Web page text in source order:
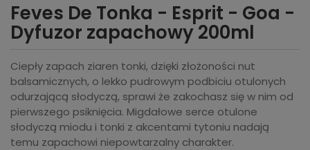
Feves De Tonka - Esprit - Goa -
Dyfuzor zapachowy 200ml
Ciepły zapach ziaren tonki, dzięki złożoności nut
balsamicznych, o lekko pudrowym podbiciu otulonych
odurzającą słodyczą, sprawi że zakochasz się w nim od
pierwszego psiknięcia. Migdałowe serce otulone
słodyczą miodu i tonki z akcentami tytoniu nadają
temu zapachowi niepowtarzalny charakter.